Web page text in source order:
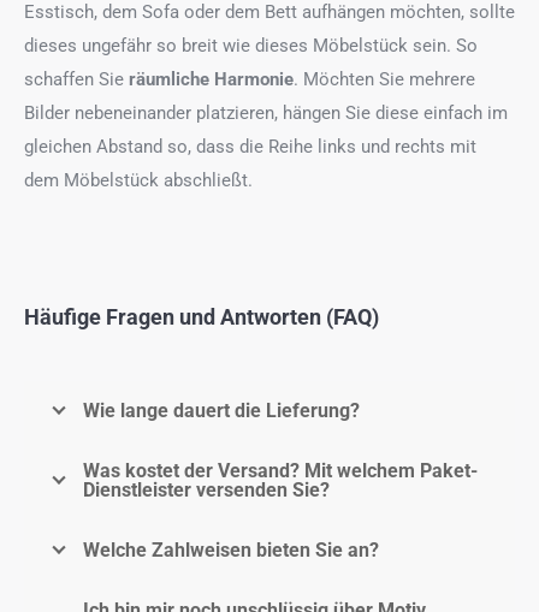
Esstisch, dem Sofa oder dem Bett aufhängen möchten, sollte
dieses ungefähr so breit wie dieses Möbelstück sein. So
schaffen Sie räumliche Harmonie. Möchten Sie mehrere
Bilder nebeneinander platzieren, hängen Sie diese einfach im
gleichen Abstand so, dass die Reihe links und rechts mit
dem Möbelstück abschließt.
Häufige Fragen und Antworten (FAQ)
Wie lange dauert die Lieferung?
Was kostet der Versand? Mit welchem Paket-
Dienstleister versenden Sie?
Welche Zahlweisen bieten Sie an?